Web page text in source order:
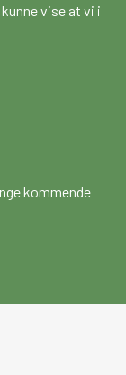
vise at vi i
kommende